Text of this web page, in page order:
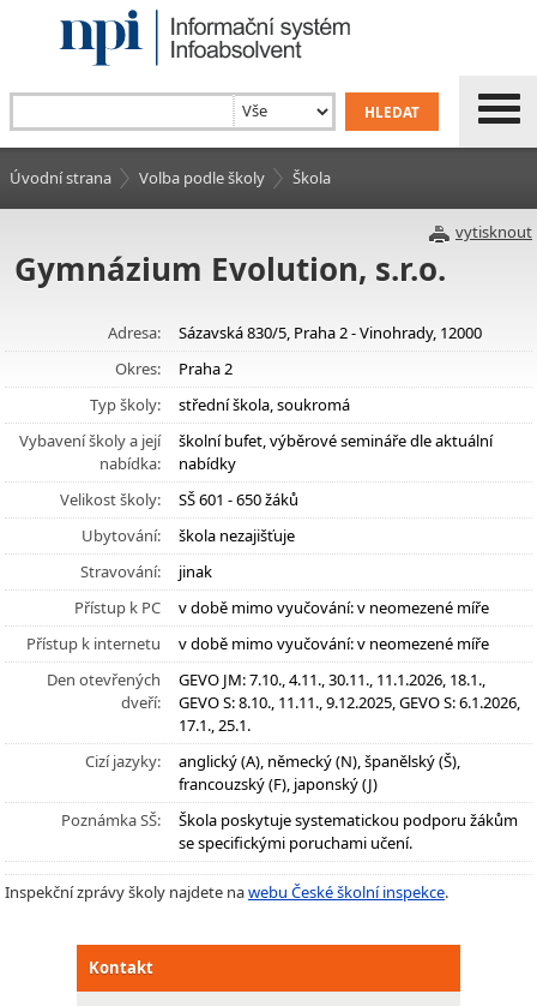
Úvodní strana Volba podle školy Škola
vytisknout
Gymnázium Evolution, s.r.o.
Adresa:
Sázavská 830/5, Praha 2 - Vinohrady, 12000
Okres:
Praha 2
Typ školy:
střední škola, soukromá
Vybavení školy a její
nabídka:
školní bufet, výběrové semináře dle aktuální
nabídky
Velikost školy:
SŠ 601 - 650 žáků
Ubytování:
škola nezajišťuje
Stravování:
jinak
Přístup k PC
v době mimo vyučování: v neomezené míře
Přístup k internetu
v době mimo vyučování: v neomezené míře
Den otevřených
dveří:
GEVO JM: 7.10., 4.11., 30.11., 11.1.2026, 18.1.,
GEVO S: 8.10., 11.11., 9.12.2025, GEVO S: 6.1.2026,
17.1., 25.1.
Cizí jazyky:
anglický (A), německý (N), španělský (Š),
francouzský (F), japonský (J)
Poznámka SŠ:
Škola poskytuje systematickou podporu žákům
se specifickými poruchami učení.
Inspekční zprávy školy najdete nawebu České školní inspekce.
Kontakt